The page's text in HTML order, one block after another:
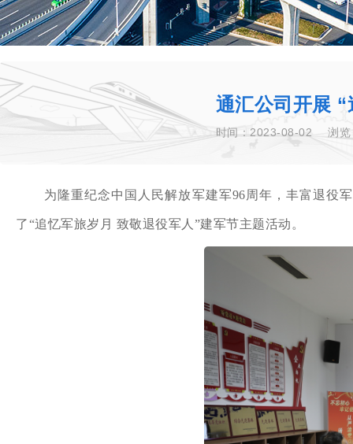
通汇公司开展
时间：2023-08-02 浏
为隆重纪念中国人民解放军建军96周年，丰富退役
了“追忆军旅岁月 致敬退役军人”建军节主题活动。